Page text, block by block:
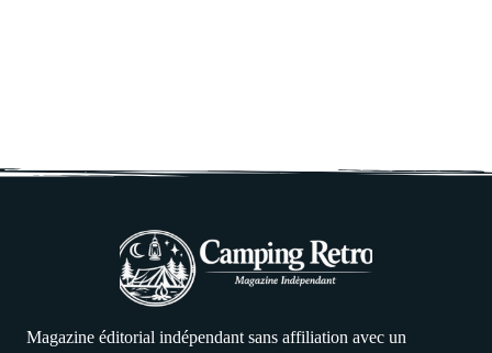
Magazine éditorial indépendant sans affiliation avec un